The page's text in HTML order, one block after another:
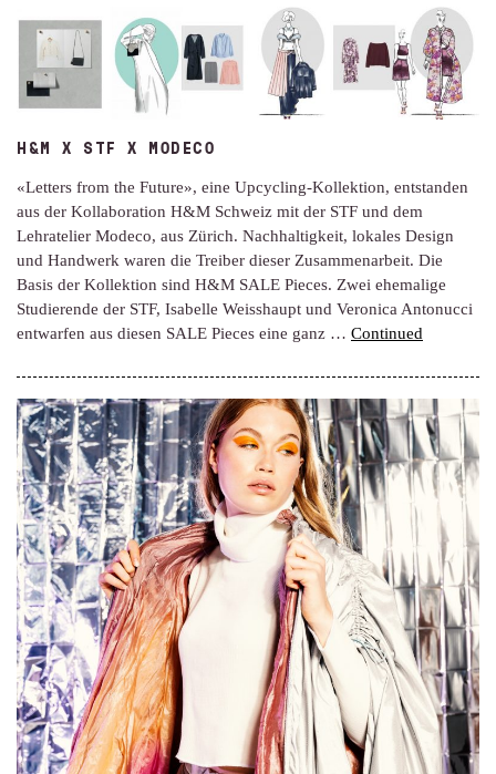
H&M X STF X MODECO
«Letters from the Future», eine Upcycling-Kollektion, entstanden
aus der Kollaboration H&M Schweiz mit der STF und dem
Lehratelier Modeco, aus Zürich. Nachhaltigkeit, lokales Design
und Handwerk waren die Treiber dieser Zusammenarbeit. Die
Basis der Kollektion sind H&M SALE Pieces. Zwei ehemalige
Studierende der STF, Isabelle Weisshaupt und Veronica Antonucci
entwarfen aus diesen SALE Pieces eine ganz … Continued